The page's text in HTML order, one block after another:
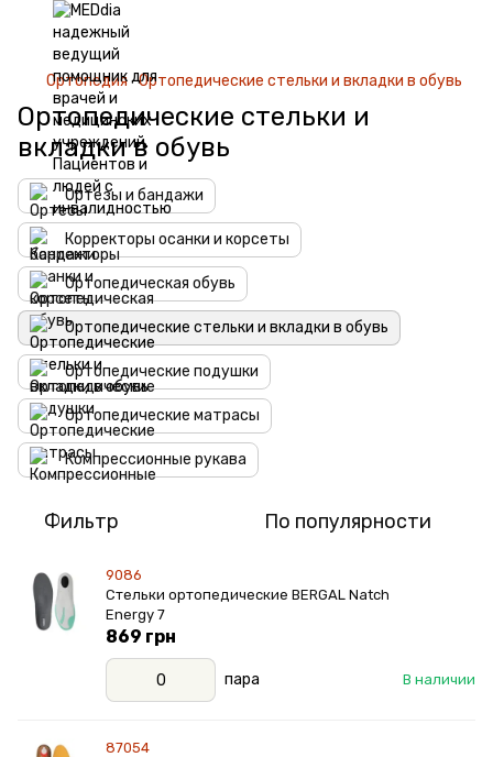
Ортопедия Ортопедические стельки и вкладки в обувь
Ортопедические стельки и
вкладки в обувь
Ортезы и бандажи
Корректоры осанки и корсеты
Ортопедическая обувь
Ортопедические стельки и вкладки в обувь
Ортопедические подушки
Ортопедические матрасы
Компрессионные рукава
Фильтр По популярности
9086
Стельки ортопедические BERGAL Natch
Energy 7
В наличии
869 грн
пара
87054